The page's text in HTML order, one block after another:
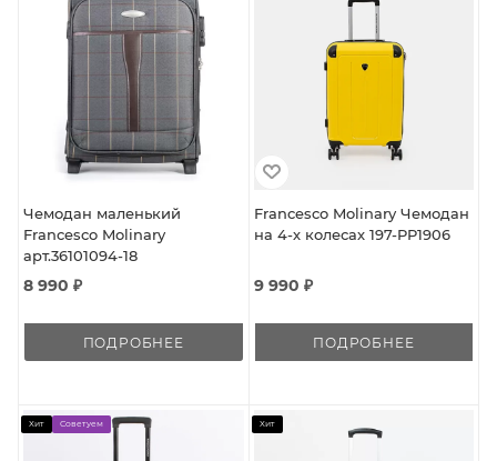
Чемодан маленький
Francesco Molinary
арт.36101094-18
8 990 ₽
ПОДРОБНЕЕ
Francesco Molinary Чемодан
на 4-х колесах 197-PP1906
9 990 ₽
ПОДРОБНЕЕ
Хит Советуем Хит